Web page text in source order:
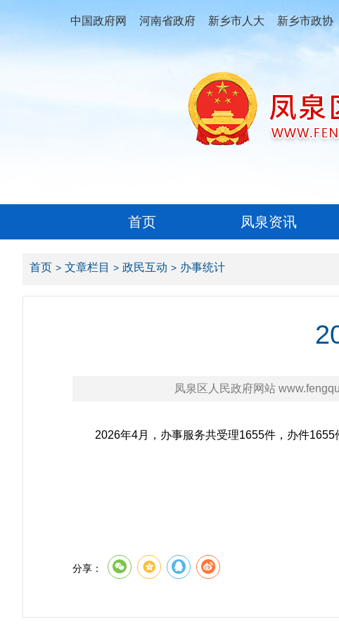
中国政府网 河南省政府 新乡市人大 新乡市政协
首页 凤泉资讯
首页 文章栏目 政民互动 办事统计
凤泉区人民政府网站
2026年4月，办事服务共受理1655件，办件
分享：